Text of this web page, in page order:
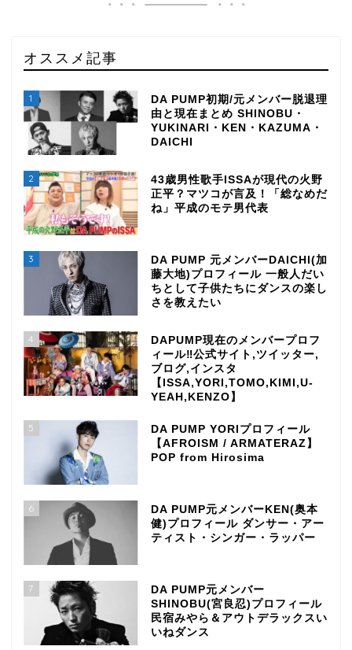
オススメ記事
1
DA PUMP初期/元メンバー脱退理
由と現在まとめ SHINOBU・
YUKINARI・KEN・KAZUMA・
DAICHI
2
43歳男性歌手ISSAが現代の火野
正平？マツコが言及！「総なめだ
ね」平成のモテ男代表
3
DA PUMP 元メンバーDAICHI(加
藤大地)プロフィール 一般人だい
ちとして子供たちにダンスの楽し
さを教えたい
4
DAPUMP現在のメンバープロフ
ィール‼公式サイト,ツイッター,
ブログ,インスタ
【ISSA,YORI,TOMO,KIMI,U-
YEAH,KENZO】
5
DA PUMP YORIプロフィール
【AFROISM / ARMATERAZ】
POP from Hirosima
6
DA PUMP元メンバーKEN(奥本
健)プロフィール ダンサー・アー
ティスト・シンガー・ラッパー
7
DA PUMP元メンバー
SHINOBU(宮良忍)プロフィール
民宿みやら＆アウトデラックスい
いねダンス